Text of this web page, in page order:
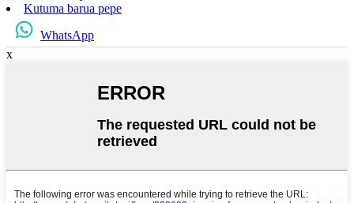
Kutuma barua pepe
WhatsApp
x